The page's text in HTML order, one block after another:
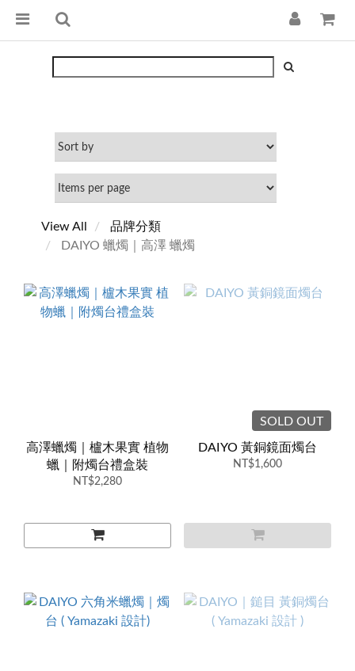
View All
品牌分類
DAIYO 蠟燭｜高澤 蠟燭
高澤蠟燭｜櫨木果實 植物
蠟｜附燭台禮盒裝
NT$2,280
SOLD OUT
DAIYO 黃銅鏡面燭台
NT$1,600